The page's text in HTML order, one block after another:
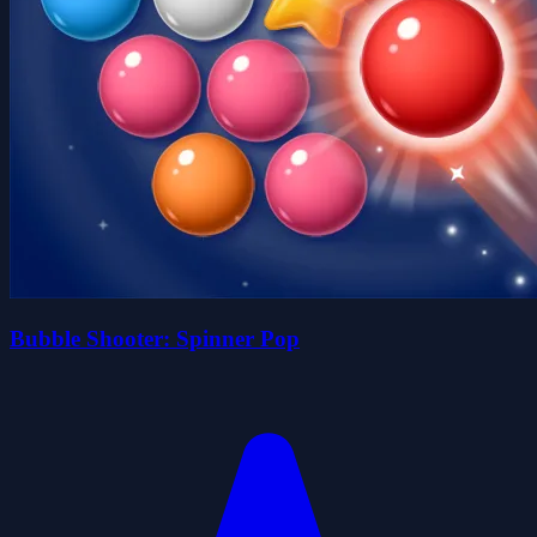
Bubble Shooter: Spinner Pop